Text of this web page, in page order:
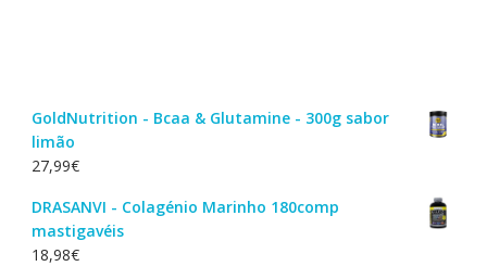
GoldNutrition - Bcaa & Glutamine - 300g sabor
limão
27,99€
DRASANVI - Colagénio Marinho 180comp
mastigavéis
18,98€